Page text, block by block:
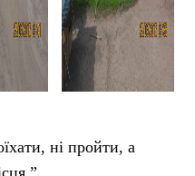
ні пройти, а